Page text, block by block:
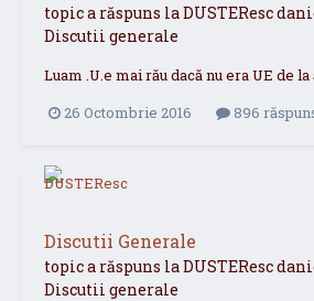
topic a răspuns laDUSTEResc
Discutii generale
Luam .U.e mai rău dacă nu era UE de la
26 Octombrie 2016
896
Discutii Generale
topic a răspuns laDUSTEResc
Discutii generale